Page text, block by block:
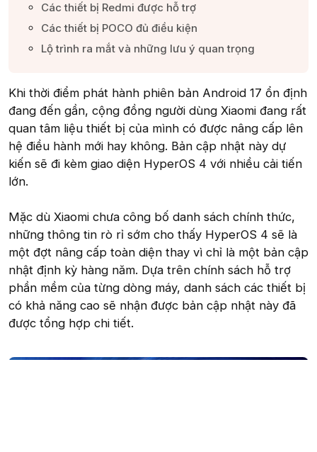
Các thiết bị Redmi được hỗ trợ​
Các thiết bị POCO đủ điều kiện​
Lộ trình ra mắt và những lưu ý quan trọng​
Khi thời điểm phát hành phiên bản Android 17 ổn định
đang đến gần, cộng đồng người dùng Xiaomi đang rất
quan tâm liệu thiết bị của mình có được nâng cấp lên
hệ điều hành mới hay không. Bản cập nhật này dự
kiến sẽ đi kèm giao diện HyperOS 4 với nhiều cải tiến
lớn.
Mặc dù Xiaomi chưa công bố danh sách chính thức,
những thông tin rò rỉ sớm cho thấy HyperOS 4 sẽ là
một đợt nâng cấp toàn diện thay vì chỉ là một bản cập
nhật định kỳ hàng năm. Dựa trên chính sách hỗ trợ
phần mềm của từng dòng máy, danh sách các thiết bị
có khả năng cao sẽ nhận được bản cập nhật này đã
được tổng hợp chi tiết.